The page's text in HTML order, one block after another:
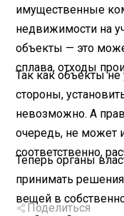
имущественные
недвижимости на
объекты — это
сплава, отходы
Так как объекты
стороны,
невозможно. А
очередь, не может
соответственно,
Теперь органы
принимать
вещей в
Поделиться